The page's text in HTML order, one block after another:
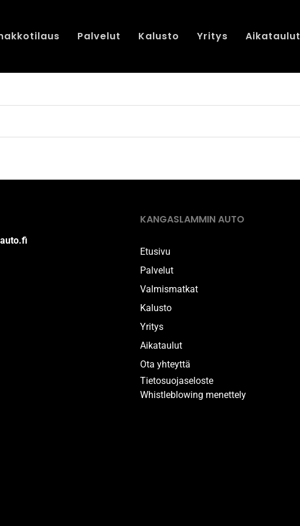
Palvelut Kalusto Yritys Aikataulut
KANGASLAMMIN AUTO
Etusivu
Palvelut
Valmismatkat
Kalusto
Yritys
Aikataulut
Ota yhteyttä
Tietosuojaseloste
Whistleblowing menettely